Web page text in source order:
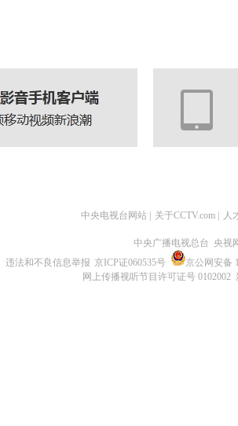
中央电视台网站 关于CCTV.com 人
中央广播电视总台 央视
违法和不良信息举报 京ICP证060535号
京公网安备
网上传播视听节目许可证号 0102002